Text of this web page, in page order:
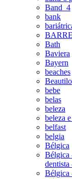
Band_4
bank
Bath
Baviera
Bayern
beaches
bebe
belas
beleza
beleza
belfast
belgia
Bélgica
Bélgica
dentista
Bélgica